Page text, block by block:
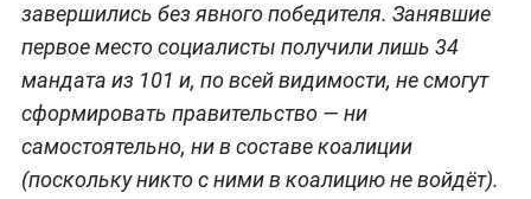
завершились без явного победителя. Занявшие
первое место социалисты получили лишь 34
мандата из 101 и, по всей видимости, не смогут
сформировать правительство — ни
самостоятельно, ни в составе коалиции
(поскольку никто с ними в коалицию не войдёт).